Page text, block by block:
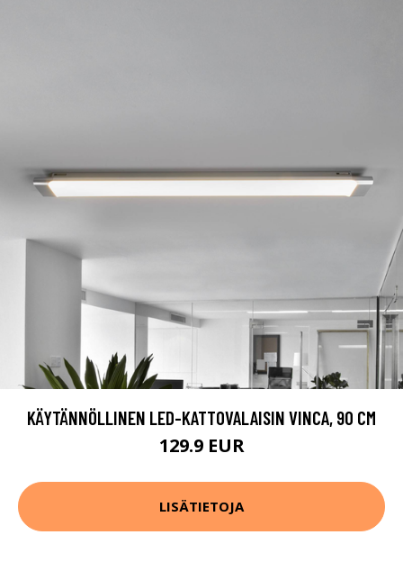
KÄYTÄNNÖLLINEN LED-KATTOVALAISIN VINCA, 90 CM
129.9 EUR
LISÄTIETOJA